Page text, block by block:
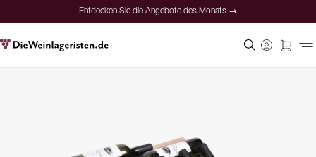
Entdecken Sie die Angebote des Monats →